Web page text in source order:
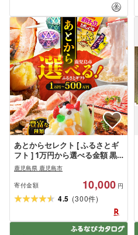
あとからセレクト [ ふるさとギ
フト ] 1万円から選べる金額 黒
毛和牛 牛肉 豚肉 鶏肉 惣菜 おか
ず 焼酎 切子 うなぎ 野菜 お茶 ス
イーツ 後から 選べる ゆっくり
選ぶ カタログ ギフト 豊富な品
揃え 送料無料 [ 鹿児島県 鹿児島
鹿児島県 鹿児島市
寄付金額 10,000 円
4.5 (300件)